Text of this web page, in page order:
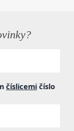
číslicemi číslo